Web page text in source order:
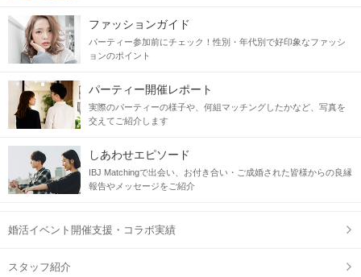
ファッションガイド
パーティー参加前にチェック！性別・年代別で好印象なファッシ
ョンのポイント
パーティー開催レポート
実際のパーティーの様子や、何組マッチングしたかなど、写真を
交えてご紹介します
しあわせエピソード
IBJ Matchingで出会い、お付き合い・ご成婚された皆様からの良縁
報告やメッセージをご紹介
婚活イベント開催支援・コラボ実績
スタッフ紹介